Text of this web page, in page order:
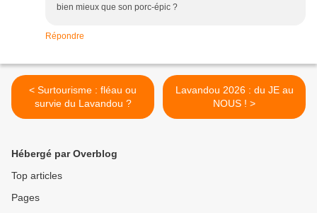
bien mieux que son porc-épic ?
Répondre
< Surtourisme : fléau ou
survie du Lavandou ?
Lavandou 2026 : du JE au
NOUS ! >
Hébergé par Overblog
Top articles
Pages